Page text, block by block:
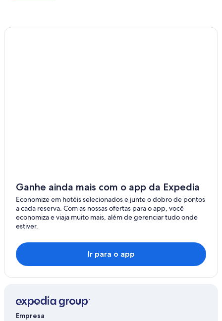
Ganhe ainda mais com o app da Expedia
Economize em hotéis selecionados e junte o dobro de pontos
a cada reserva. Com as nossas ofertas para o app, você
economiza e viaja muito mais, além de gerenciar tudo onde
estiver.
Ir para o app
Empresa